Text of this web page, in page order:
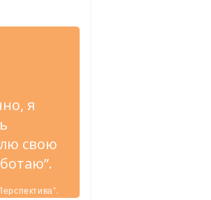
я
свою